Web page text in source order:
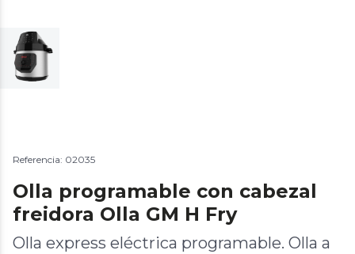
Referencia: 02035
Olla programable con cabezal
freidora Olla GM H Fry
Olla express eléctrica programable. Olla a